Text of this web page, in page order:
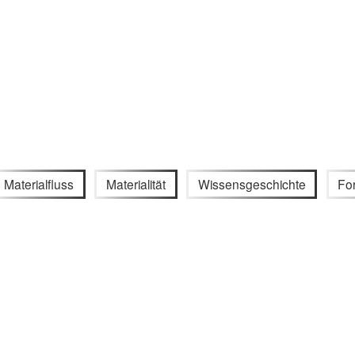
Materialfluss Materialität Wissensgeschichte